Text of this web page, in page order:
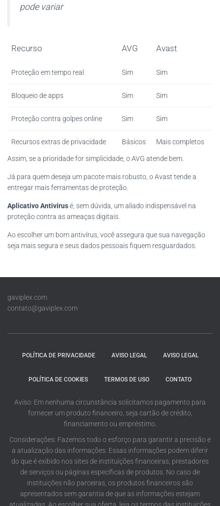
pode variar
Recurso AVG Avast
Proteção em tempo real Sim Sim
Bloqueio de apps Sim Sim
Proteção contra golpes online Sim Sim
Recursos extras de privacidade Básicos Mais completos
Assim, se a prioridade for simplicidade, o AVG atende bem.
Já para quem deseja um pacote mais robusto, o Avast tende a
entregar mais ferramentas de proteção.
Aplicativo Antivírusé, sem dúvida, um aliado indispensável na
proteção contra as ameaças digitais.
Ao escolher um bom antivírus, você assegura que sua navegação
seja mais segura e seus dados pessoais fiquem resguardados.
gaviplex.com
contato@gaviplex.com
POLÍTICA DE PRIVACIDADE AVISO LEGAL AVISO LEGAL
POLÍTICA DE COOKIES TERMOS DE USO CONTATO
Aviso: Em nenhuma circunstância solicitamos pagamento para
fornecer um produto financeiro, seja cartão de crédito,
financiamento ou empréstimo.
Considerações: Fazemos todo o esforço para garantir a precisão e
a atualização das informações. Essas informações podem diferir
do que é exibido nos sites de instituições financeiras, prestadores
de serviços ou páginas específicas de produtos. No caso de
instituições não parceiras, os produtos financeiros são
apresentados sem garantia de que as informações estejam